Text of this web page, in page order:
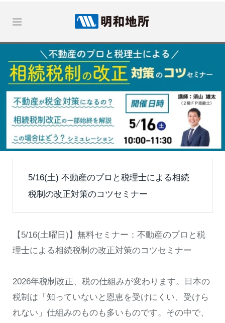
5/16(土) 不動産のプロと税理士による相続
税制の改正対策のコツセミナー
【5/16(土曜日)】無料セミナー：不動産のプロと税
理士による相続税制の改正対策のコツセミナー
2026年税制改正、税の仕組みが変わります。日本の
税制は「知っていないと恩恵を受けにくい、受けら
れない」仕組みのものも多いものです。その中で、